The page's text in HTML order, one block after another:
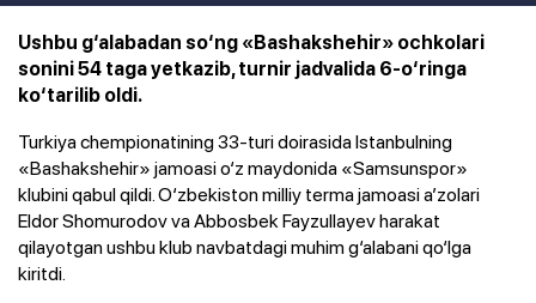
Ushbu g‘alabadan so‘ng «Bashakshehir» ochkolari
sonini 54 taga yetkazib, turnir jadvalida 6-o‘ringa
ko‘tarilib oldi.
Turkiya chempionatining 33-turi doirasida Istanbulning
«Bashakshehir» jamoasi o‘z maydonida «Samsunspor»
klubini qabul qildi. O‘zbekiston milliy terma jamoasi a’zolari
Eldor Shomurodov va Abbosbek Fayzullayev harakat
qilayotgan ushbu klub navbatdagi muhim g‘alabani qo‘lga
kiritdi.